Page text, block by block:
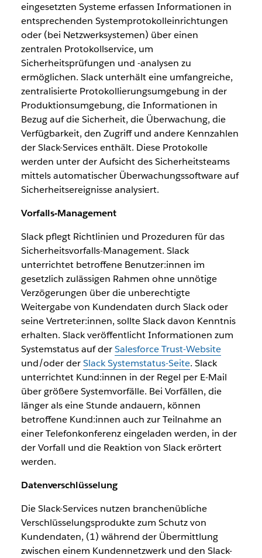
eingesetzten Systeme erfassen Informationen in
entsprechenden Systemprotokolleinrichtungen
oder (bei Netzwerksystemen) über einen
zentralen Protokollservice, um
Sicherheitsprüfungen und -analysen zu
ermöglichen. Slack unterhält eine umfangreiche,
zentralisierte Protokollierungsumgebung in der
Produktionsumgebung, die Informationen in
Bezug auf die Sicherheit, die Überwachung, die
Verfügbarkeit, den Zugriff und andere Kennzahlen
der Slack-Services enthält. Diese Protokolle
werden unter der Aufsicht des Sicherheitsteams
mittels automatischer Überwachungssoftware auf
Sicherheitsereignisse analysiert.
Vorfalls-Management
Slack pflegt Richtlinien und Prozeduren für das
Sicherheitsvorfalls-Management. Slack
unterrichtet betroffene Benutzer:innen im
gesetzlich zulässigen Rahmen ohne unnötige
Verzögerungen über die unberechtigte
Weitergabe von Kundendaten durch Slack oder
seine Vertreter:innen, sollte Slack davon Kenntnis
erhalten. Slack veröffentlicht Informationen zum
Systemstatus auf derSalesforce Trust-Website
und/oder derSlack Systemstatus-Seite. Slack
unterrichtet Kund:innen in der Regel per E-Mail
über größere Systemvorfälle. Bei Vorfällen, die
länger als eine Stunde andauern, können
betroffene Kund:innen auch zur Teilnahme an
einer Telefonkonferenz eingeladen werden, in der
der Vorfall und die Reaktion von Slack erörtert
werden.
Datenverschlüsselung
Die Slack-Services nutzen branchenübliche
Verschlüsselungsprodukte zum Schutz von
Kundendaten, (1) während der Übermittlung
zwischen einem Kundennetzwerk und den Slack-